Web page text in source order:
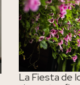
La Fiesta de